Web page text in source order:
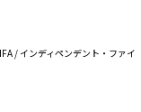
/ インディペンデント・ファイ